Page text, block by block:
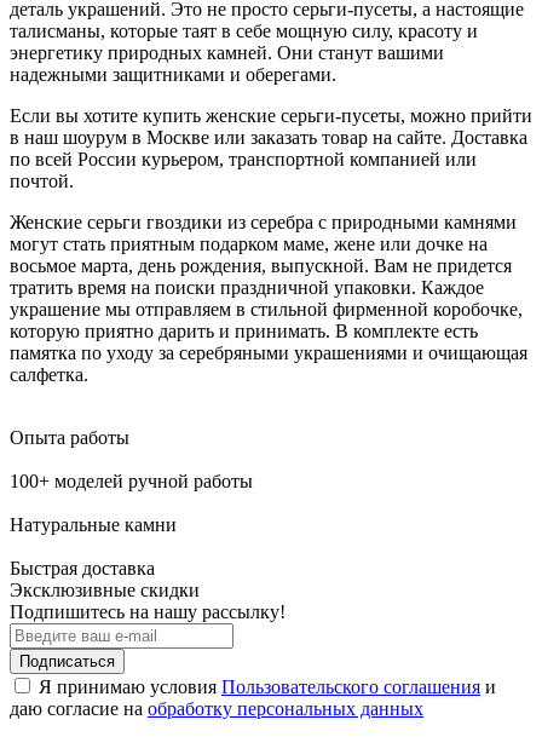
деталь украшений. Это не просто серьги-пусеты, а настоящие
талисманы, которые таят в себе мощную силу, красоту и
энергетику природных камней. Они станут вашими
надежными защитниками и оберегами.
Если вы хотите купить женские серьги-пусеты, можно прийти
в наш шоурум в Москве или заказать товар на сайте. Доставка
по всей России курьером, транспортной компанией или
почтой.
Женские серьги гвоздики из серебра с природными камнями
могут стать приятным подарком маме, жене или дочке на
восьмое марта, день рождения, выпускной. Вам не придется
тратить время на поиски праздничной упаковки. Каждое
украшение мы отправляем в стильной фирменной коробочке,
которую приятно дарить и принимать. В комплекте есть
памятка по уходу за серебряными украшениями и очищающая
салфетка.
Опыта работы
100+ моделей ручной работы
Натуральные камни
Быстрая доставка
Эксклюзивные скидки
Подпишитесь на нашу рассылку!
Подписаться
Я принимаю условия Пользовательского соглашения и
даю согласие на обработку персональных данных